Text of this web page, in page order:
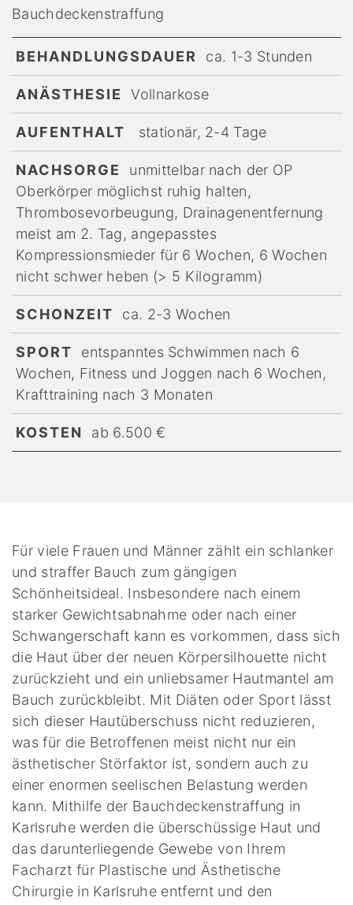
Bauchdeckenstraffung
BEHANDLUNGSDAUER ca. 1-3 Stunden
ANÄSTHESIE Vollnarkose
AUFENTHALT stationär, 2-4 Tage
NACHSORGE
unmittelbar nach der OP
Oberkörper möglichst ruhig halten,
Thrombosevorbeugung, Drainagenentfernung
meist am 2. Tag, angepasstes
Kompressionsmieder für 6 Wochen, 6 Wochen
nicht schwer heben (> 5 Kilogramm)
SCHONZEIT ca. 2-3 Wochen
SPORT
entspanntes Schwimmen nach 6
Wochen, Fitness und Joggen nach 6 Wochen,
Krafttraining nach 3 Monaten
KOSTEN ab 6.500 €
Für viele Frauen und Männer zählt ein schlanker
und straffer Bauch zum gängigen
Schönheitsideal. Insbesondere nach einem
starker Gewichtsabnahme oder nach einer
Schwangerschaft kann es vorkommen, dass sich
die Haut über der neuen Körpersilhouette nicht
zurückzieht und ein unliebsamer Hautmantel am
Bauch zurückbleibt. Mit Diäten oder Sport lässt
sich dieser Hautüberschuss nicht reduzieren,
was für die Betroffenen meist nicht nur ein
ästhetischer Störfaktor ist, sondern auch zu
einer enormen seelischen Belastung werden
kann. Mithilfe der Bauchdeckenstraffung in
Karlsruhe werden die überschüssige Haut und
das darunterliegende Gewebe von Ihrem
Facharzt für Plastische und Ästhetische
Chirurgie in Karlsruhe entfernt und den